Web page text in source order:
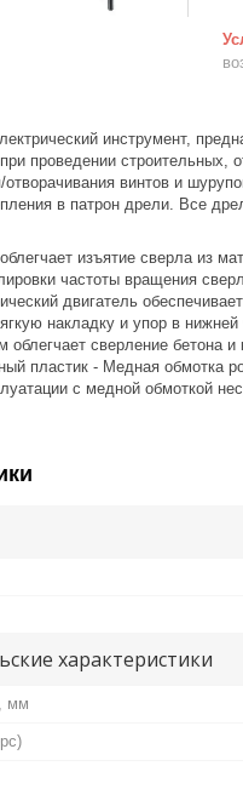
инструмент,
проведении
отворачивания винтов и
в патрон дрели. Все
изъятие сверла из
частоты вращения
двигатель
накладку и упор в
облегчает сверление бетона и
пластик - Медная обмотка
с медной обмоткой
характеристики
мм